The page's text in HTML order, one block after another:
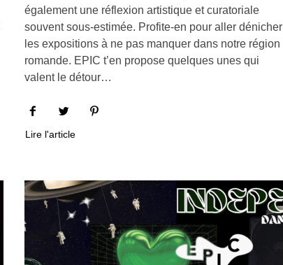
également une réflexion artistique et curatoriale
souvent sous-estimée. Profite-en pour aller dénicher
les expositions à ne pas manquer dans notre région
romande. EPIC t’en propose quelques unes qui
valent le détour…
Lire l'article